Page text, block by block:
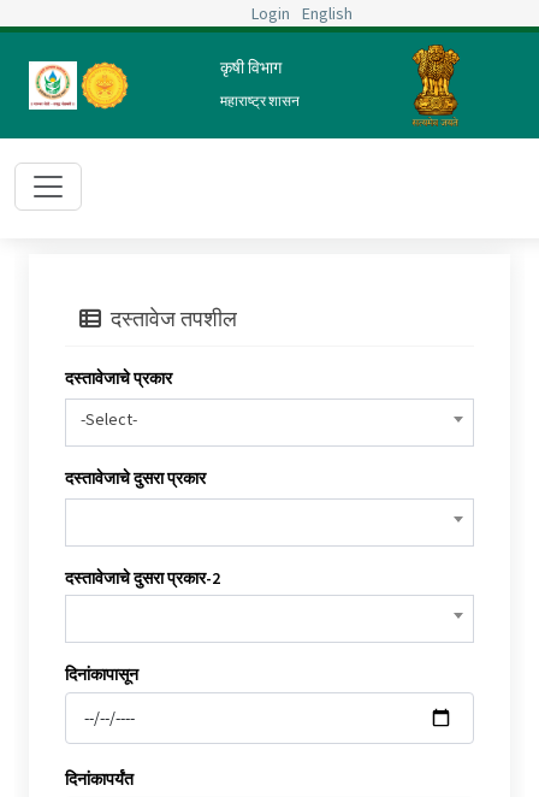
Login English
कृषी विभाग
महाराष्ट्र शासन
दस्तावेज तपशील
दस्तावेजाचे प्रकार
-Select-
दस्तावेजाचे दुसरा प्रकार
दस्तावेजाचे दुसरा प्रकार-2
दिनांकापासून
दिनांकापर्यंत